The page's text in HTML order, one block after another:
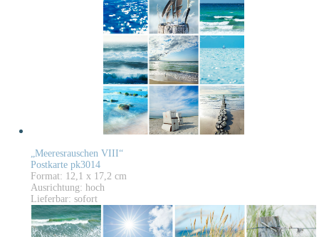
„Meeresrauschen VIII“
Postkarte pk3014
Format: 12,1 x 17,2 cm
Ausrichtung: hoch
Lieferbar: sofort